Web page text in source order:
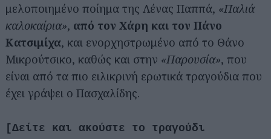
μελοποιημένο ποίημα της Λένας Παππά, «Παλιά
καλοκαίρια», από τον Χάρη και τον Πάνο
Κατσιμίχα, και ενορχηστρωμένο από το Θάνο
Μικρούτσικο, καθώς και στην «Παρουσία», που
είναι από τα πιο ειλικρινή ερωτικά τραγούδια που
έχει γράψει ο Πασχαλίδης.
[Δείτε και ακούστε το τραγούδι